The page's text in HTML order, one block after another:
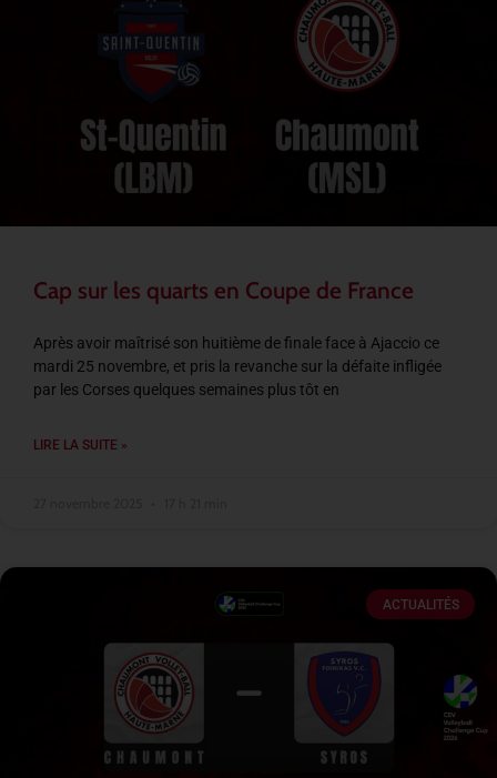
Cap sur les quarts en Coupe de France
Après avoir maîtrisé son huitième de finale face à Ajaccio ce
mardi 25 novembre, et pris la revanche sur la défaite infligée
par les Corses quelques semaines plus tôt en
LIRE LA SUITE »
ACTUALITÉS